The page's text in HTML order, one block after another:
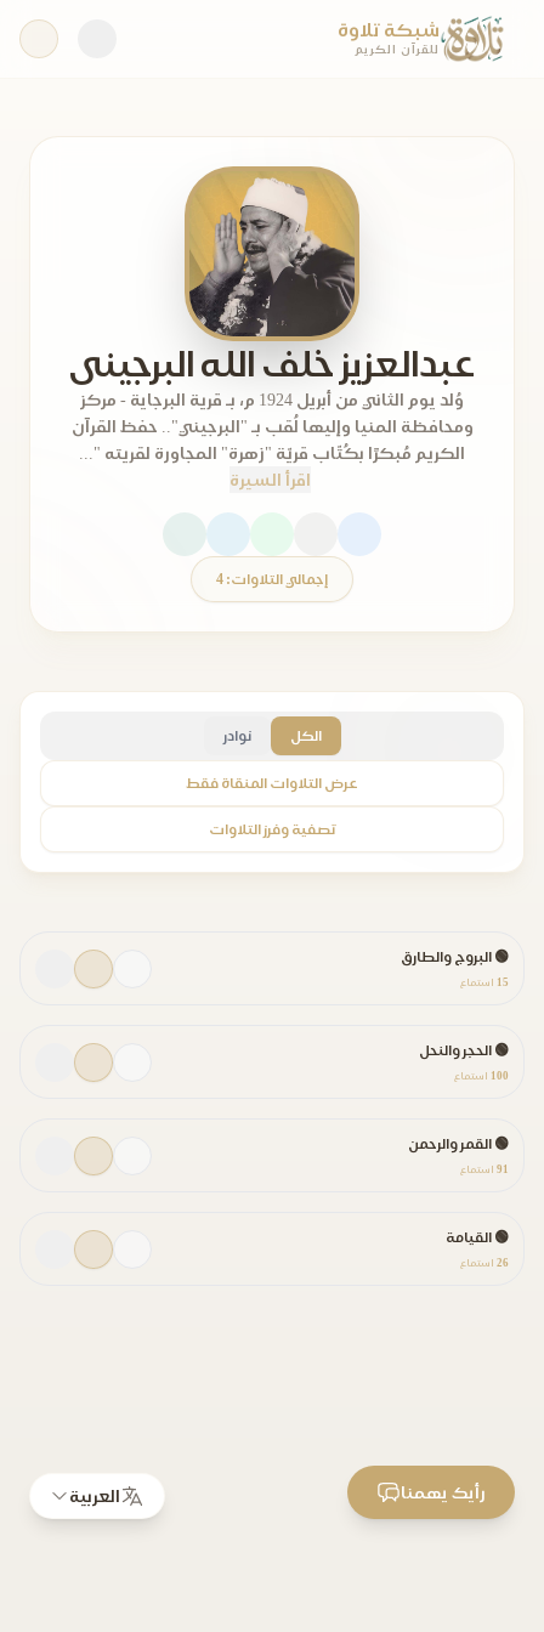
شبكة تلاوة
للقرآن الكريم
عبدالعزيز خلف الله البرجينى
وُلد يوم الثاني من أبريل 1924 م، بـ قرية البرجاية - مركز
ومحافظة المنيا وإليها لُقب بـ "البرجيني".. حفظ القرآن
الكريم مُبكرًا بكُتّاب قريّة "زهرة" المجاورة لقريته "...
اقرأ السيرة
إجمالي التلاوات: 4
الكل نوادر
عرض التلاوات المنقاة فقط
تصفية وفرز التلاوات
🟢 البروج والطارق
15 استماع
🟢 الحجر والنحل
100 استماع
🟢 القمر والرحمن
91 استماع
🟢 القيامة
26 استماع
العربية رأيك يهمنا